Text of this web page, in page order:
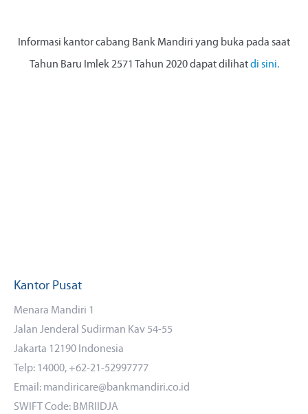
Informasi kantor cabang Bank Mandiri yang buka pada saat
Tahun Baru Imlek 2571 Tahun 2020 dapat dilihatdi sini.
Kantor Pusat
Menara Mandiri 1
Jalan Jenderal Sudirman Kav 54-55
Jakarta 12190 Indonesia
Telp: 14000, +62-21-52997777
Email: mandiricare@bankmandiri.co.id
SWIFT Code: BMRIIDJA